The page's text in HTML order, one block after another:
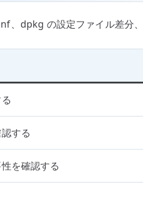
、dpkg の設定ファイル差分、
する
を確認する